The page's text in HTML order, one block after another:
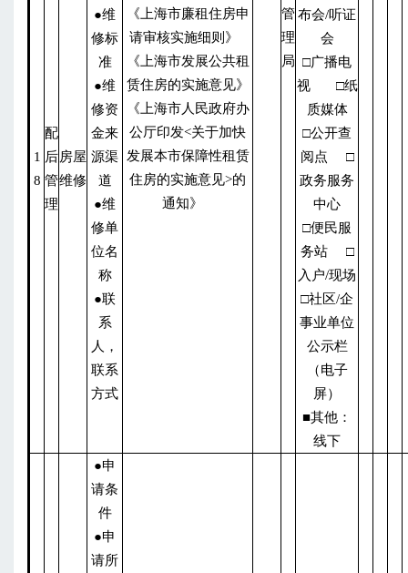
《上海市廉租住房申
请审核实施细则》
《上海市发展公共租
赁住房的实施意见》
《上海市人民政府办
公厅印发<关于加快
发展本市保障性租赁
住房的实施意见>的
通知》
管
理
局
1
8
配
后
管
理
房屋
维修
●维
修标
准
●维
修资
金来
源渠
道
●维
修单
位名
称
●联
系
人，
联系
方式
布会/听证
会
□广播电
视 □纸
质媒体
□公开查
阅点 □
政务服务
中心
□便民服
务站 □
入户/现场
□社区/企
事业单位
公示栏
（电子
屏）
■其他：
线下
●申
请条
件
●申
请所